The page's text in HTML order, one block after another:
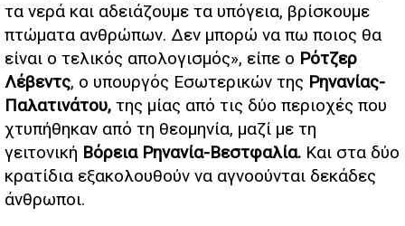
τα νερά και αδειάζουμε τα υπόγεια, βρίσκουμε
πτώματα ανθρώπων. Δεν μπορώ να πω ποιος θα
είναι ο τελικός απολογισμός», είπε ο Ρότζερ
Λέβεντς, ο υπουργός Εσωτερικών της Ρηνανίας-
Παλατινάτου, της μίας από τις δύο περιοχές που
χτυπήθηκαν από τη θεομηνία, μαζί με τη
γειτονική Βόρεια Ρηνανία-Βεστφαλία. Και στα δύο
κρατίδια εξακολουθούν να αγνοούνται δεκάδες
άνθρωποι.